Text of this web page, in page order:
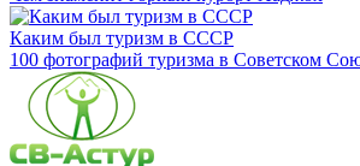
Каким был туризм в СССР
100 фотографий туризма в Советском